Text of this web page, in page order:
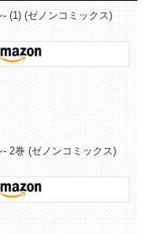
(1) (ゼノンコミックス)
2巻 (ゼノンコミックス)